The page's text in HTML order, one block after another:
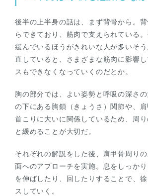
後半の上半身の話は、まず背骨から。
らできており、筋肉で支えられている
緩んでいるほうがきれいな人が多いそ
直していると、さまざまな筋肉に影響
スもできなくなっていくのだとか。
胸の部分では、よい姿勢と呼吸の深さ
の下にある胸鎖（きょうさ）関節や、肩
首こりに大いに関係しているため、周
と緩めることが大切だ。
それぞれの解説をした後、肩甲骨周り
面へのアプローチを実施。息をしっか
を伸ばしたり、回したりすることで、
スしていく。